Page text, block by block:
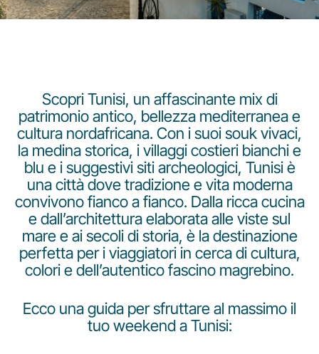
Gruppo Luxair
Opportunità di lavoro con Luxair
Scopri Tunisi, un affascinante mix di
patrimonio antico, bellezza mediterranea e
cultura nordafricana. Con i suoi souk vivaci,
la medina storica, i villaggi costieri bianchi e
blu e i suggestivi siti archeologici, Tunisi è
una città dove tradizione e vita moderna
convivono fianco a fianco. Dalla ricca cucina
e dall’architettura elaborata alle viste sul
mare e ai secoli di storia, è la destinazione
perfetta per i viaggiatori in cerca di cultura,
colori e dell’autentico fascino magrebino.
Ecco una guida per sfruttare al massimo il
tuo weekend a Tunisi: